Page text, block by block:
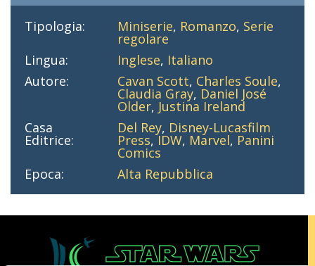
Tipologia: Miniserie, Romanzo, Serie
regolare
Lingua:
Inglese, Italiano
Autore:
Cavan Scott, Charles Soule,
Claudia Gray, Daniel José
Older, Justina Ireland
Casa
Editrice:
Del Rey, Disney-Lucasfilm
Press,IDW, Marvel, Panini
Comics
Epoca:
Alta Repubblica